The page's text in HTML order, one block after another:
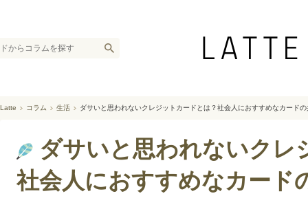
Latte コラム 生活 ダサいと思われないクレジットカードとは？社会人におすすめなカード
ダサいと思われないクレ
社会人におすすめなカード